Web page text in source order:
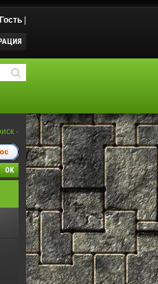
Гость
·